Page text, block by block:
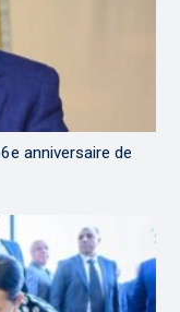
anniversaire de